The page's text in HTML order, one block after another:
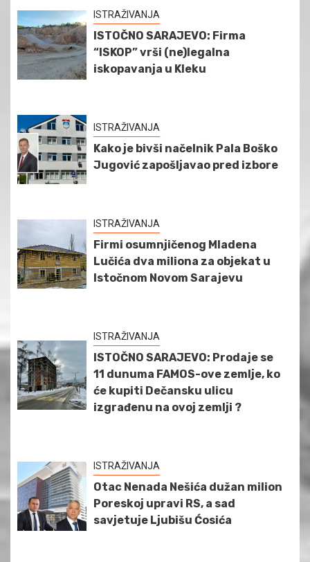
ISTRAŽIVANJA
ISTOČNO SARAJEVO: Firma
“ISKOP” vrši (ne)legalna
iskopavanja u Kleku
ISTRAŽIVANJA
Kako je bivši načelnik Pala Boško
Jugović zapošljavao pred izbore
ISTRAŽIVANJA
Firmi osumnjičenog Mladena
Lučića dva miliona za objekat u
Istočnom Novom Sarajevu
ISTRAŽIVANJA
ISTOČNO SARAJEVO: Prodaje se
11 dunuma FAMOS-ove zemlje, ko
će kupiti Dečansku ulicu
izgrađenu na ovoj zemlji ?
ISTRAŽIVANJA
Otac Nenada Nešića dužan milion
Poreskoj upravi RS, a sad
savjetuje Ljubišu Ćosića